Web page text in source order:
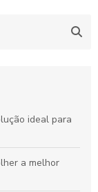
ideal para
a melhor